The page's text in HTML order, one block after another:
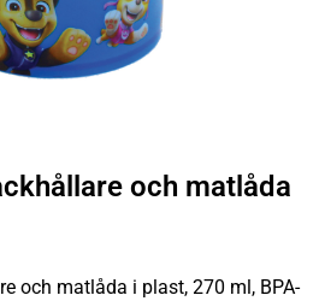
och matlåda
och matlåda i plast, 270 ml, BPA-